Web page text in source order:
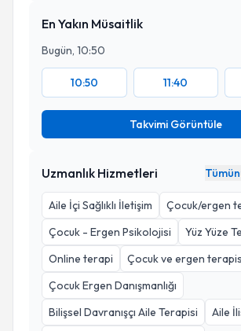
En Yakın Müsaitlik
Bugün, 10:50
10:50 11:40
Takvimi Görüntüle
Uzmanlık Hizmetleri
Aile İçi Sağlıklı İletişim
Çocuk/ergen
Çocuk - Ergen Psikolojisi
Yüz Yüze
Online terapi
Çocuk ve ergen
Çocuk Ergen Danışmanlığı
Bilişsel Davranışçı Aile Terapisi
Aile